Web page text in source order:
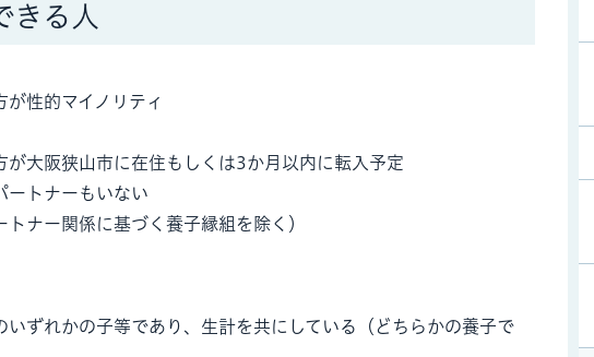
きる人
が性的マイノリティ
が大阪狭山市に在住もしくは3か月以内に転入予定
ートナーもいない
トナー関係に基づく養子縁組を除く）
いずれかの子等であり、生計を共にしている（どちらかの養子で